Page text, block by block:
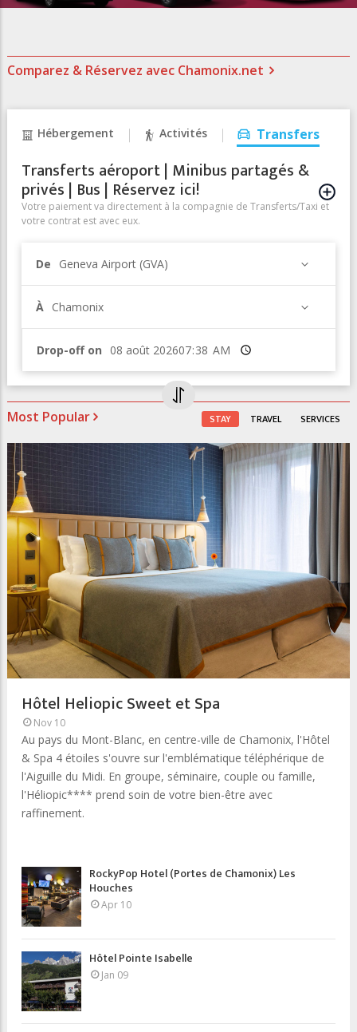
Comparez & Réservez avec Chamonix.net
Hébergement Activités Transfers
Transferts aéroport | Minibus partagés &
privés | Bus | Réservez ici!
Votre paiement va directement à la compagnie de Transferts/Taxi et
votre contrat est avec eux.
De Geneva Airport (GVA)
À Chamonix
Drop-off on Heure
Most Popular STAY TRAVEL SERVICES
Hôtel Heliopic Sweet et Spa
Nov 10
Au pays du Mont-Blanc, en centre-ville de Chamonix, l'Hôtel
& Spa 4 étoiles s'ouvre sur l'emblématique téléphérique de
l'Aiguille du Midi. En groupe, séminaire, couple ou famille,
l'Héliopic**** prend soin de votre bien-être avec
raffinement.
RockyPop Hotel (Portes de Chamonix) Les
Houches
Apr 10
Hôtel Pointe Isabelle
Jan 09